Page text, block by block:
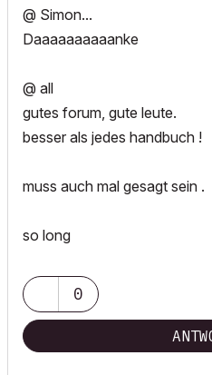
@ Simon...
Daaaaaaaaaanke
@ all
gutes forum, gute leute.
besser als jedes handbuch !
muss auch mal gesagt sein .
so long
0